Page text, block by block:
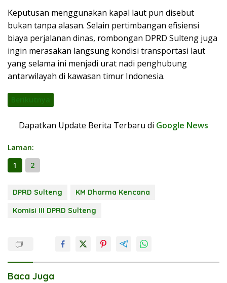
Keputusan menggunakan kapal laut pun disebut
bukan tanpa alasan. Selain pertimbangan efisiensi
biaya perjalanan dinas, rombongan DPRD Sulteng juga
ingin merasakan langsung kondisi transportasi laut
yang selama ini menjadi urat nadi penghubung
antarwilayah di kawasan timur Indonesia.
Dapatkan Update Berita Terbaru di Google News
Laman:
1
2
DPRD Sulteng
KM Dharma Kencana
Komisi III DPRD Sulteng
Baca Juga